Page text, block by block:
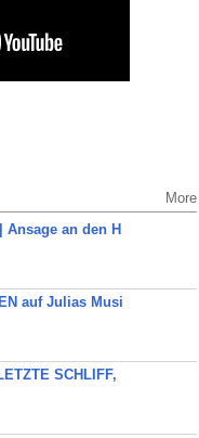
More
Ansage an den H
auf Julias Musi
SCHLIFF,